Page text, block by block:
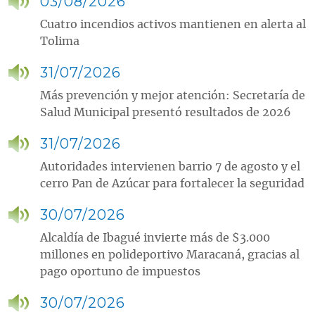
Cuatro incendios activos mantienen en alerta al
Tolima
31/07/2026
Más prevención y mejor atención: Secretaría de
Salud Municipal presentó resultados de 2026
31/07/2026
Autoridades intervienen barrio 7 de agosto y el
cerro Pan de Azúcar para fortalecer la seguridad
30/07/2026
Alcaldía de Ibagué invierte más de $3.000
millones en polideportivo Maracaná, gracias al
pago oportuno de impuestos
30/07/2026